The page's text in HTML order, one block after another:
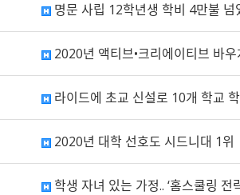
명문 사립 12학년생 학비 4만불 넘
2020년 액티브•크리에이티브 바
라이드에 초교 신설로 10개 학교
2020년 대학 선호도 시드니대 1위
학생 자녀 있는 가정.. ‘홈스쿨링 전